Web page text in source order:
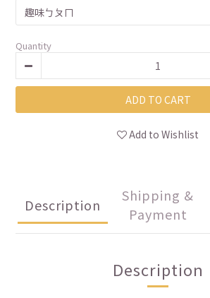
Quantity
ADD TO CART
Add to Wishlist
Description
Shipping &
Payment
Description